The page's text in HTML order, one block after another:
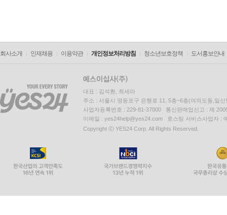
회사소개 인재채용 이용약관 개인정보처리방침 청소년보호정책 도서홍보안내
대표 : 김석환, 최세라
주소 : 서울시 영등포구 은행로 11, 5층~6층(여의도동,일신
사업자등록번호 : 229-81-37000 통신판매업신고 : 제
이메일 : yes24help@yes24.com 호스팅 서비스사업자 :
Copyright ⓒ YES24 Corp. All Rights Reserved.